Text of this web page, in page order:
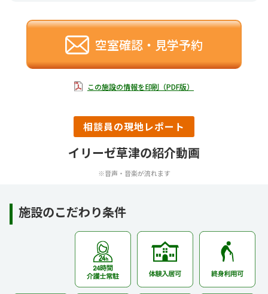
空室確認・見学予約
この施設の情報を印刷（PDF版）
相談員の現地レポート
イリーゼ草津の紹介動画
※音声・音楽が流れます
施設のこだわり条件